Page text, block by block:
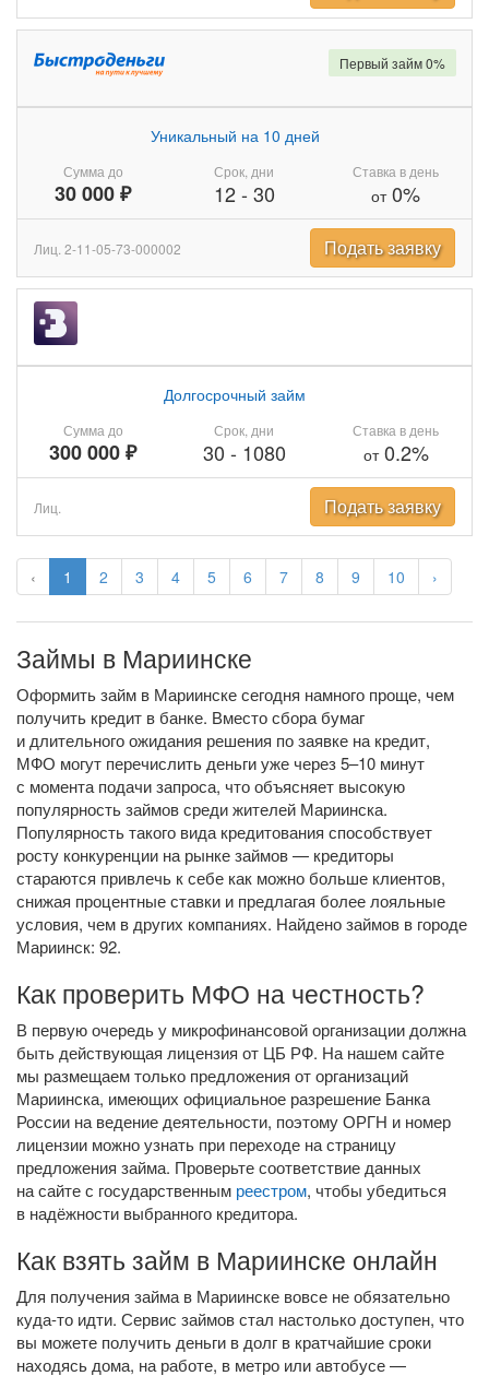
‹ 1 2 3 4 5 6 7 8 9 10 ›
Сумма до
30 000 ₽
Уникальный на 10 дней
Срок, дни
12- 30
Ставка в день
от0%
Первый займ 0%
Лиц. 2-11-05-73-000002 Подать заявку
Сумма до
300 000 ₽
Долгосрочный займ
Срок, дни
30 - 1080
Ставка в день
от0.2%
Лиц. Подать заявку
Займы в Мариинске
Оформить займ в Мариинске сегодня намного проще, чем
получить кредит в банке. Вместо сбора бумаг
и длительного ожидания решения по заявке на кредит,
МФО могут перечислить деньги уже через 5–10 минут
с момента подачи запроса, что объясняет высокую
популярность займов среди жителей Мариинска.
Популярность такого вида кредитования способствует
росту конкуренции на рынке займов — кредиторы
стараются привлечь к себе как можно больше клиентов,
снижая процентные ставки и предлагая более лояльные
условия, чем в других компаниях. Найдено займов в городе
Мариинск: 92.
Как проверить МФО на честность?
В первую очередь у микрофинансовой организации должна
быть действующая лицензия от ЦБ РФ. На нашем сайте
мы размещаем только предложения от организаций
Мариинска, имеющих официальное разрешение Банка
России на ведение деятельности, поэтому ОРГН и номер
лицензии можно узнать при переходе на страницу
предложения займа. Проверьте соответствие данных
на сайте с государственным реестром, чтобы убедиться
в надёжности выбранного кредитора.
Как взять займ в Мариинске онлайн
Для получения займа в Мариинске вовсе не обязательно
куда-то идти. Сервис займов стал настолько доступен, что
вы можете получить деньги в долг в кратчайшие сроки
находясь дома, на работе, в метро или автобусе —